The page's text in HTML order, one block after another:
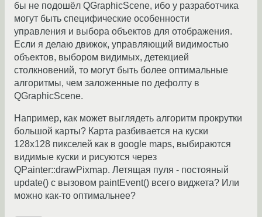
бы не подошёл QGraphicScene, ибо у разработчика
могут быть специфические особенности
управления и выбора объектов для отображения.
Если я делаю движок, управляющий видимостью
объектов, выбором видимых, детекцией
столкновений, то могут быть более оптимальные
алгоритмы, чем заложенные по дефолту в
QGraphicScene.
Например, как может выглядеть алгоритм прокрутки
большой карты? Карта разбивается на куски
128x128 пикселей как в google maps, выбираются
видимые куски и рисуются через
QPainter::drawPixmap. Летящая пуля - постояный
update() с вызовом paintEvent() всего виджета? Или
можно как-то оптимальнее?